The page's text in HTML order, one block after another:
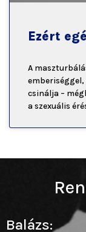
Ezért
A
csinálja –
a szexuális
Balázs: